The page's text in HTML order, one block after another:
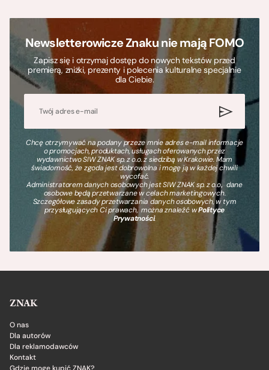
Newsletterowicze Znaku nie mają FOMO
Zapisz się i otrzymaj dostęp do nowych tekstów przed
premierą, zniżki, prezenty i polecenia kulturalne specjalnie
dla Ciebie.
Chcę otrzymywać na podany przeze mnie adres e-mail informacje
o promocjach, produktach, usługach oferowanych przez
wydawnictwo SIW ZNAK sp. z o.o. z siedzibą w Krakowie. Mam
świadomość, że zgoda jest dobrowolna i mogę ją w każdej chwili
wycofać.
Administratorem danych osobowych jest SIW ZNAK sp. z o.o., dane
osobowe będą przetwarzane w celach marketingowych.
Szczegółowe zasady przetwarzania danych osobowych, w tym
przysługujących Ci prawach, można znaleźć wPolityce
Prywatności.
ZNAK
O nas
Dla autorów
Dla reklamodawców
Kontakt